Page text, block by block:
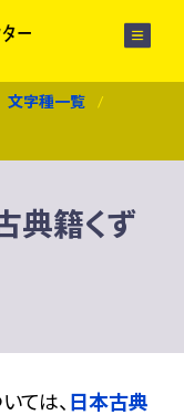
文字種一覧
典籍くず
ては、 日本古典